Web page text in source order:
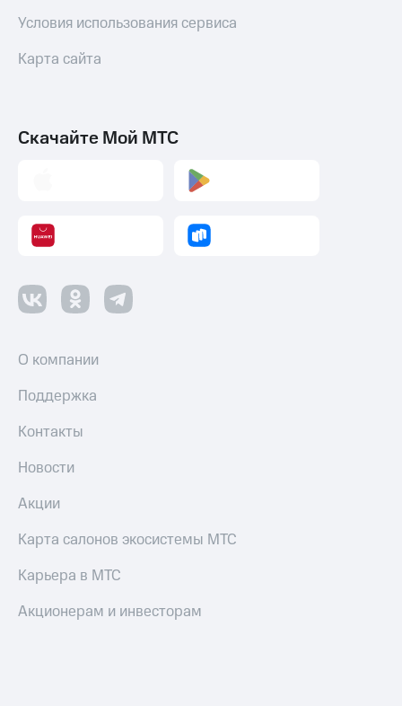
Условия использования сервиса
Карта сайта
Скачайте Мой МТС
О компании
Поддержка
Контакты
Новости
Акции
Карта салонов экосистемы МТС
Карьера в МТС
Акционерам и инвесторам